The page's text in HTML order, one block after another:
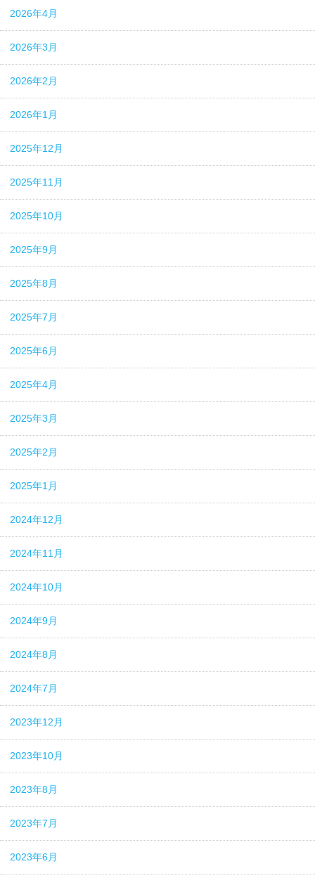
2026年4月
2026年3月
2026年2月
2026年1月
2025年12月
2025年11月
2025年10月
2025年9月
2025年8月
2025年7月
2025年6月
2025年4月
2025年3月
2025年2月
2025年1月
2024年12月
2024年11月
2024年10月
2024年9月
2024年8月
2024年7月
2023年12月
2023年10月
2023年8月
2023年7月
2023年6月